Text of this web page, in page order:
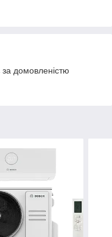
домовленістю